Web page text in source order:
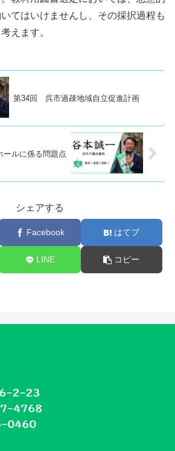
てはいけませんし、その採択過程も
えます。
第34回 呉市過疎地域自立促進計画
ルに係る問題点
シェアする
Facebook はてブ
LINE コピー